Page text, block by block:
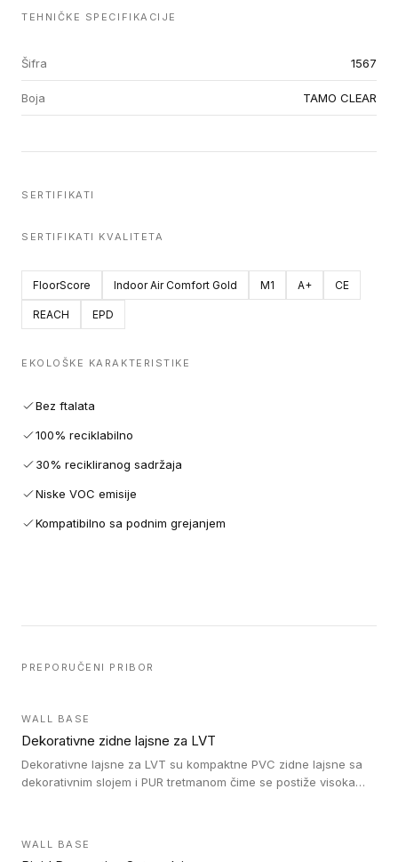
TEHNIČKE SPECIFIKACIJE
Šifra 1567
Boja TAMO CLEAR
SERTIFIKATI
SERTIFIKATI KVALITETA
FloorScore Indoor Air Comfort Gold M1 A+ CE
REACH EPD
EKOLOŠKE KARAKTERISTIKE
Bez ftalata
100% reciklabilno
30% recikliranog sadržaja
Niske VOC emisije
Kompatibilno sa podnim grejanjem
PREPORUČENI PRIBOR
WALL BASE
Dekorativne zidne lajsne za LVT
Dekorativne lajsne za LVT su kompaktne PVC zidne lajsne sa
dekorativnim slojem i PUR tretmanom čime se postiže visoka
WALL BASE